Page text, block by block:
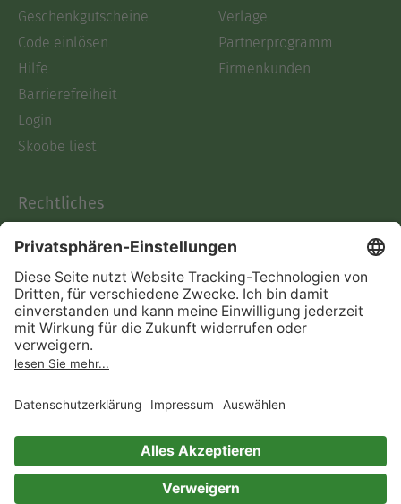
Geschenkgutscheine
Code einlösen
Hilfe
Barrierefreiheit
Login
Skoobe liest
Verlage
Partnerprogramm
Firmenkunden
Rechtliches
AGB
Informationen nach Data
Act
Verträge hier kündigen
Impressum
Immer ein gutes Buch